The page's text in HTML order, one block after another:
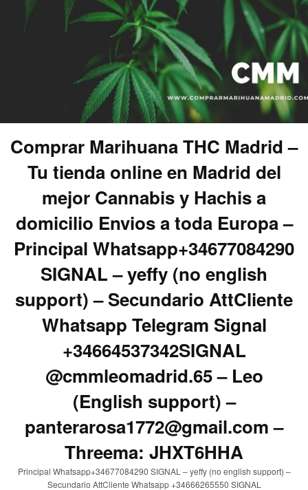
Comprar Marihuana THC Madrid –
Tu tienda online en Madrid del
mejor Cannabis y Hachis a
domicilio Envios a toda Europa –
Principal Whatsapp+34677084290
SIGNAL – yeffy (no english
support) – Secundario AttCliente
Whatsapp Telegram Signal
+34664537342SIGNAL
@cmmleomadrid.65 – Leo
(English support) –
panterarosa1772@gmail.com –
Threema: JHXT6HHA
Principal Whatsapp+34677084290 SIGNAL – yeffy (no english support) –
Secundario AttCliente Whatsapp +34666265550 SIGNAL